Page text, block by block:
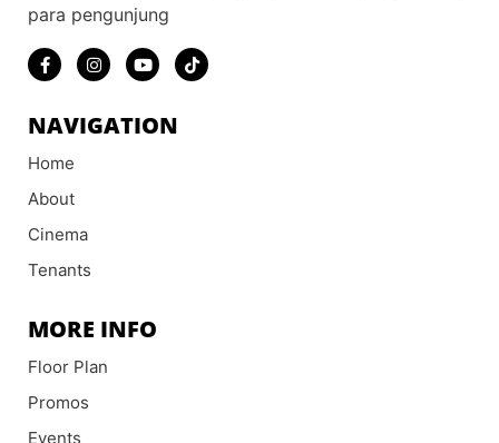
para pengunjung
NAVIGATION
Home
About
Cinema
Tenants
MORE INFO
Floor Plan
Promos
Events